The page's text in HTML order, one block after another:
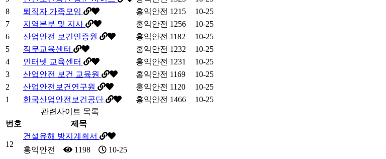
8
퇴직자 가족모임 홍익안전 1215
10-25
7
지역본부 및 지사 홍익안전 1256
10-25
6
산업안전 보건인증원 홍익안전 1182
10-25
5
직무교육센터 홍익안전 1232
10-25
4
인터넷 교육센터 홍익안전 1231
10-25
3
산업안전 보건 교육원 홍익안전 1169
10-25
2
산업안전보건연구원 홍익안전 1120
10-25
1
한국산업안전보건공단 홍익안전 1466
10-25
관련사이트 목록
번호
제목
12
건설유해 방지계획서
홍익안전
1198 10-25